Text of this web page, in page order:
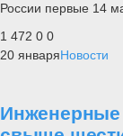
России первые 14
1 472 0 0
20 январяНовости
Инженерные